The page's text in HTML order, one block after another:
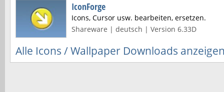
IconForge
Icons, Cursor usw. bearbeiten, ersetzen.
Shareware | deutsch | Version 6.33D
Alle Icons / Wallpaper Downloads